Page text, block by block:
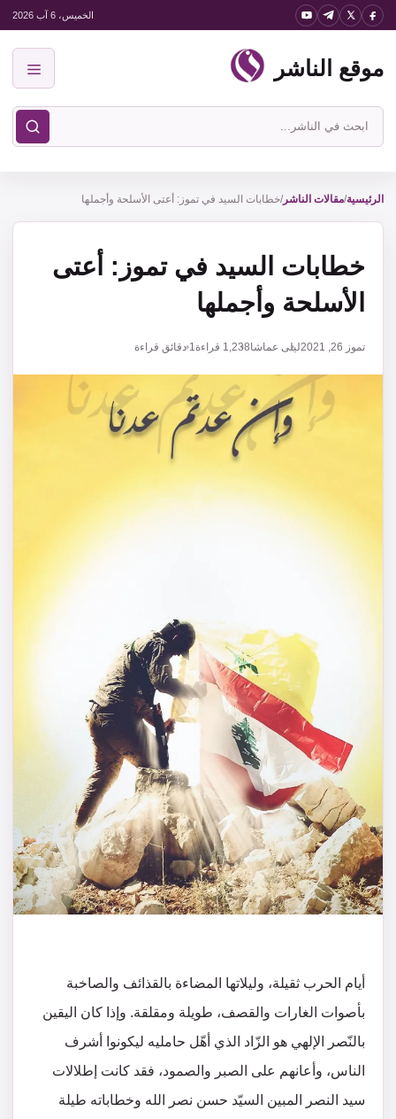
انتقل
المحتوى
الخميس، 6 آب 2026
موقع الناشر
ابحث
في
الناشر
الرئيسية/مقالات الناشر/خطابات السيد في تموز: أعتى الأسلحة وأجملها
خطابات السيد في تموز: أعتى
الأسلحة وأجملها
تموز 26, 2021 ليلى عماشا1,238 قراءة1 دقائق قراءة
أيام الحرب ثقيلة، وليلاتها المضاءة بالقذائف والصاخبة
بأصوات الغارات والقصف، طويلة ومقلقة. وإذا كان اليقين
بالنّصر الإلهي هو الزّاد الذي أهّل حامليه ليكونوا أشرف
الناس، وأعانهم على الصبر والصمود، فقد كانت إطلالات
سيد النصر المبين السيّد حسن نصر الله وخطاباته طيلة